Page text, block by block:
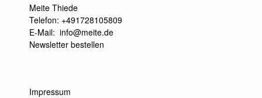
Meite Thiede
Telefon: +491728105809
E-Mail: info@meite.de
Newsletter bestellen
Impressum